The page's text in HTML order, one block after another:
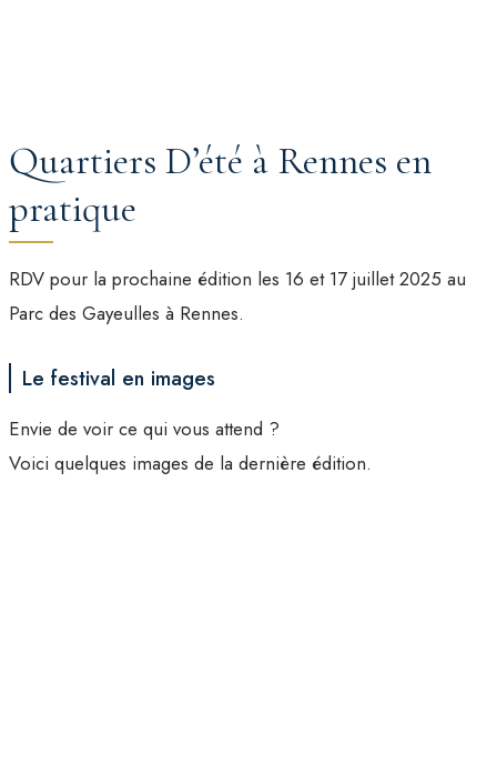
Quartiers D’été à Rennes en
pratique
RDV pour la prochaine édition les 16 et 17 juillet 2025 au
Parc des Gayeulles à Rennes.
Le festival en images
Envie de voir ce qui vous attend ?
Voici quelques images de la dernière édition.